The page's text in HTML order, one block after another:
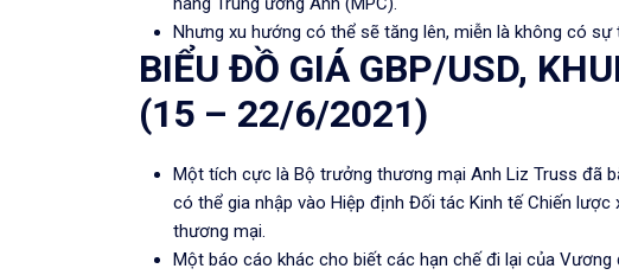
Nhưng xu hướng có thể sẽ tăng lên, miễn là không có
BIỂU ĐỒ GIÁ GBP/USD,
(15 – 22/6/2021)
Một tích cực là Bộ trưởng thương mại Anh Liz Truss đã
có thể gia nhập vào Hiệp định Đối tác Kinh tế Chiến lược
thương mại.
Một báo cáo khác cho biết các hạn chế đi lại của